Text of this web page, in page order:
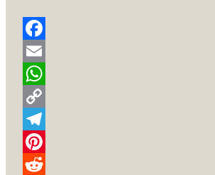
Facebook
Email
WhatsApp
Copy
Link
Telegram
Pinterest